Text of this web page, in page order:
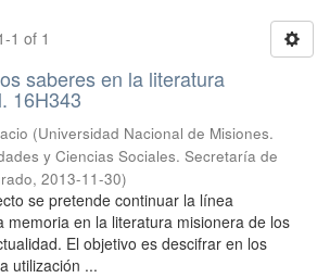
1 of 1
saberes en la literatura
16H343
(Universidad Nacional de Misiones.
y Ciencias Sociales. Secretaría de
, 2013-11-30)
se pretende continuar la línea
memoria en la literatura misionera de los
El objetivo es descifrar en los
utilización ...